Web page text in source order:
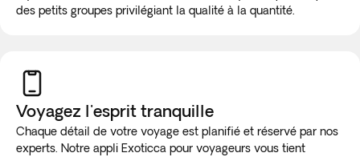
des petits groupes privilégiant la qualité à la quantité.
Voyagez l'esprit tranquille
Chaque détail de votre voyage est planifié et réservé par nos
experts. Notre appli Exoticca pour voyageurs vous tient